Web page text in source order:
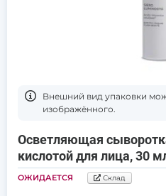
Bнешний вид упаковки
изображённого.
Осветляющая
кислотой для лица, 30
ОЖИДАЕТСЯ Склад